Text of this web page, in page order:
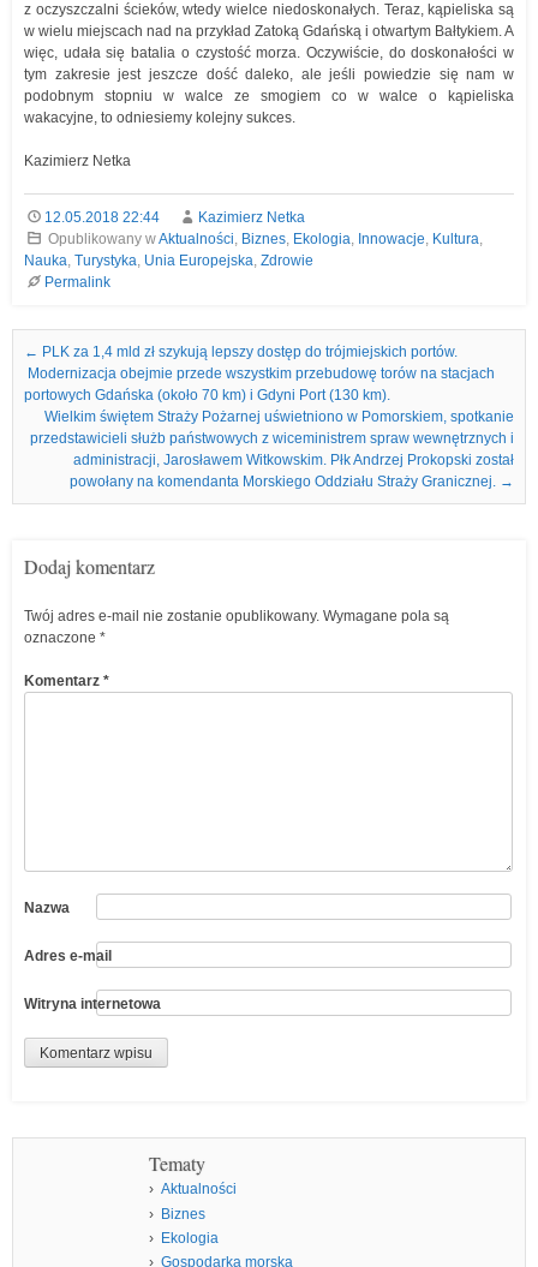
z oczyszczalni ścieków, wtedy wielce niedoskonałych. Teraz, kąpieliska są
w wielu miejscach nad na przykład Zatoką Gdańską i otwartym Bałtykiem. A
więc, udała się batalia o czystość morza. Oczywiście, do doskonałości w
tym zakresie jest jeszcze dość daleko, ale jeśli powiedzie się nam w
podobnym stopniu w walce ze smogiem co w walce o kąpieliska
wakacyjne, to odniesiemy kolejny sukces.
Kazimierz Netka
12.05.2018 22:44
Kazimierz Netka
Opublikowany wAktualności, Biznes, Ekologia, Innowacje, Kultura,
Nauka, Turystyka, Unia Europejska, Zdrowie
Permalink
Nawigacja we wpisach
← PLK za 1,4 mld zł szykują lepszy dostęp do trójmiejskich portów.
Modernizacja obejmie przede wszystkim przebudowę torów na stacjach
portowych Gdańska (około 70 km) i Gdyni Port (130 km).
Wielkim świętem Straży Pożarnej uświetniono w Pomorskiem, spotkanie
przedstawicieli służb państwowych z wiceministrem spraw wewnętrznych i
administracji, Jarosławem Witkowskim. Płk Andrzej Prokopski został
powołany na komendanta Morskiego Oddziału Straży Granicznej. →
Dodaj komentarz
Twój adres e-mail nie zostanie opublikowany. Wymagane pola są
oznaczone *
Komentarz *
Nazwa
Adres e-mail
Witryna internetowa
Tematy
Aktualności
Biznes
Ekologia
Gospodarka morska